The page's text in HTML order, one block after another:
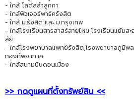
- ใกล้ โลตัสลำลูกกา
- ใกล้ฟิวเจอร์พาร์ครังสิต
- ใกล้ ม.รังสิต และ ม.กรุงเทพ
- ใกล้โรงเรียนสารสาสร์สายไหม,โรงเรียนแย้มส
ลัย
- ใกล้โรงพยาบาลแพทย์รังสิต,โรงพยาบาลภูมิพ
กองทัพอากาศ
- ใกล้สนามบินดอนเมือง
>> กดดูแผนที่ตั้งทรัพย์สิน <<